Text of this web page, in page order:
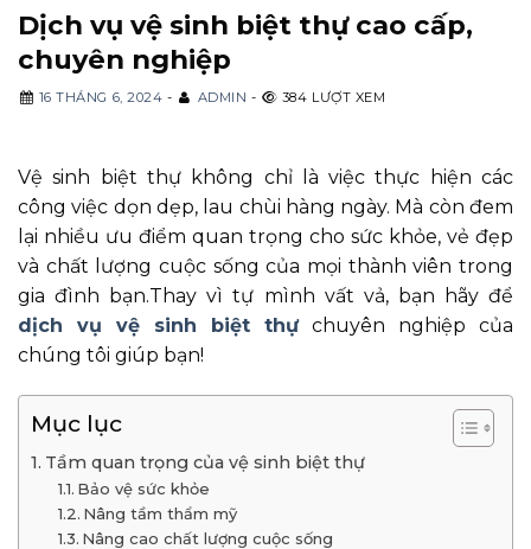
Dịch vụ vệ sinh biệt thự cao cấp,
chuyên nghiệp
16 THÁNG 6, 2024 - ADMIN - 384 LƯỢT XEM
Vệ sinh biệt thự không chỉ là việc thực hiện các
công việc dọn dẹp, lau chùi hàng ngày. Mà còn đem
lại nhiều ưu điểm quan trọng cho sức khỏe, vẻ đẹp
và chất lượng cuộc sống của mọi thành viên trong
gia đình bạn.Thay vì tự mình vất vả, bạn hãy để
dịch vụ vệ sinh biệt thựchuyên nghiệp của
chúng tôi giúp bạn!
Mục lục
Tầm quan trọng của vệ sinh biệt thự
Bảo vệ sức khỏe
Nâng tầm thẩm mỹ
Nâng cao chất lượng cuộc sống